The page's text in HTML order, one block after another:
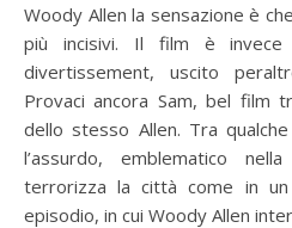
Woody Allen la sensazione è
più incisivi. Il film è
divertissement, uscito
Provaci ancora Sam, bel film
dello stesso Allen. Tra
l’assurdo, emblematico
terrorizza la città come in un
episodio, in cui Woody Allen